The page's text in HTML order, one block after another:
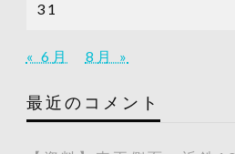
31
« 6月 8月 »
最近のコメント